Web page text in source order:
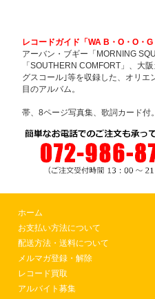
レコードガイド「WA B・O・O・
アーバン・ブギー「MORNING
「SOUTHERN COMFORT」、大
グスコール｣等を収録した、オリ
目のアルバム。
帯、8ページ写真集、歌詞カード付。
ホーム
お支払い方法について
配送方法・送料について
メルマガ登録・解除
レコード買取
アルバイト募集